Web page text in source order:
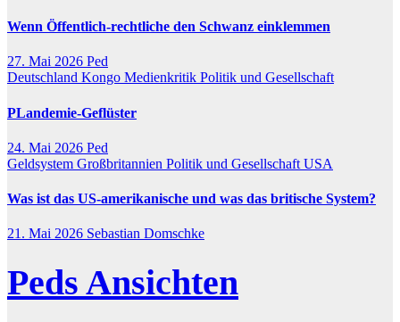
Wenn Öffentlich-rechtliche den Schwanz einklemmen
27. Mai 2026 Ped
Deutschland Kongo Medienkritik Politik und Gesellschaft
PLandemie-Geflüster
24. Mai 2026 Ped
Geldsystem Großbritannien Politik und Gesellschaft USA
Was ist das US-amerikanische und was das britische System?
21. Mai 2026 Sebastian Domschke
Peds Ansichten